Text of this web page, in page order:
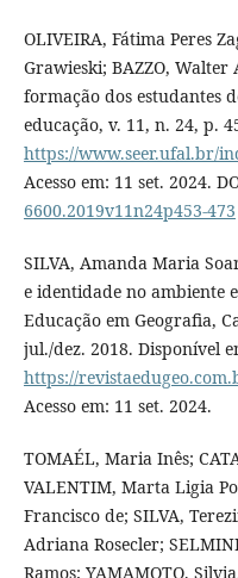
OLIVEIRA, Fátima Peres
Grawieski; BAZZO,
formação dos estudantes
educação, v. 11, n. 24, p.
https://www.seer.ufal.br/
Acesso em: 11 set. 2024.
6600.2019v11n24p453-473
SILVA, Amanda Maria
e identidade no ambiente
Educação em Geografia,
jul./dez. 2018. Disponível
https://
Acesso em: 11 set. 2024.
TOMAÉL, Maria Inês;
VALENTIM, Marta Ligia
Francisco de; SILVA,
Adriana Rosecler;
Ramos; YAMAMOTO,